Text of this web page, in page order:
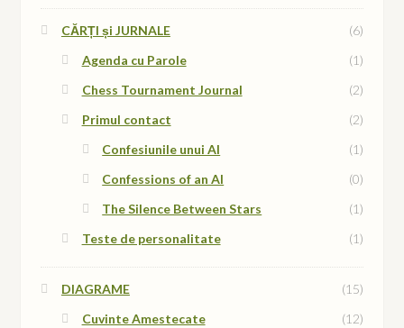
CĂRȚI și JURNALE
(6)
Agenda cu Parole
(1)
Chess Tournament Journal
(2)
Primul contact
(2)
Confesiunile unui AI
(1)
Confessions of an AI
(0)
The Silence Between Stars
(1)
Teste de personalitate
(1)
DIAGRAME
(15)
Cuvinte Amestecate
(12)